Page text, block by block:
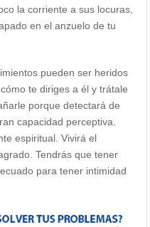
la corriente a sus locuras,
en el anzuelo de tu
pueden ser heridos
te diriges a él y trátale
porque detectará de
capacidad perceptiva.
espiritual. Vivirá el
Tendrás que tener
para tener intimidad